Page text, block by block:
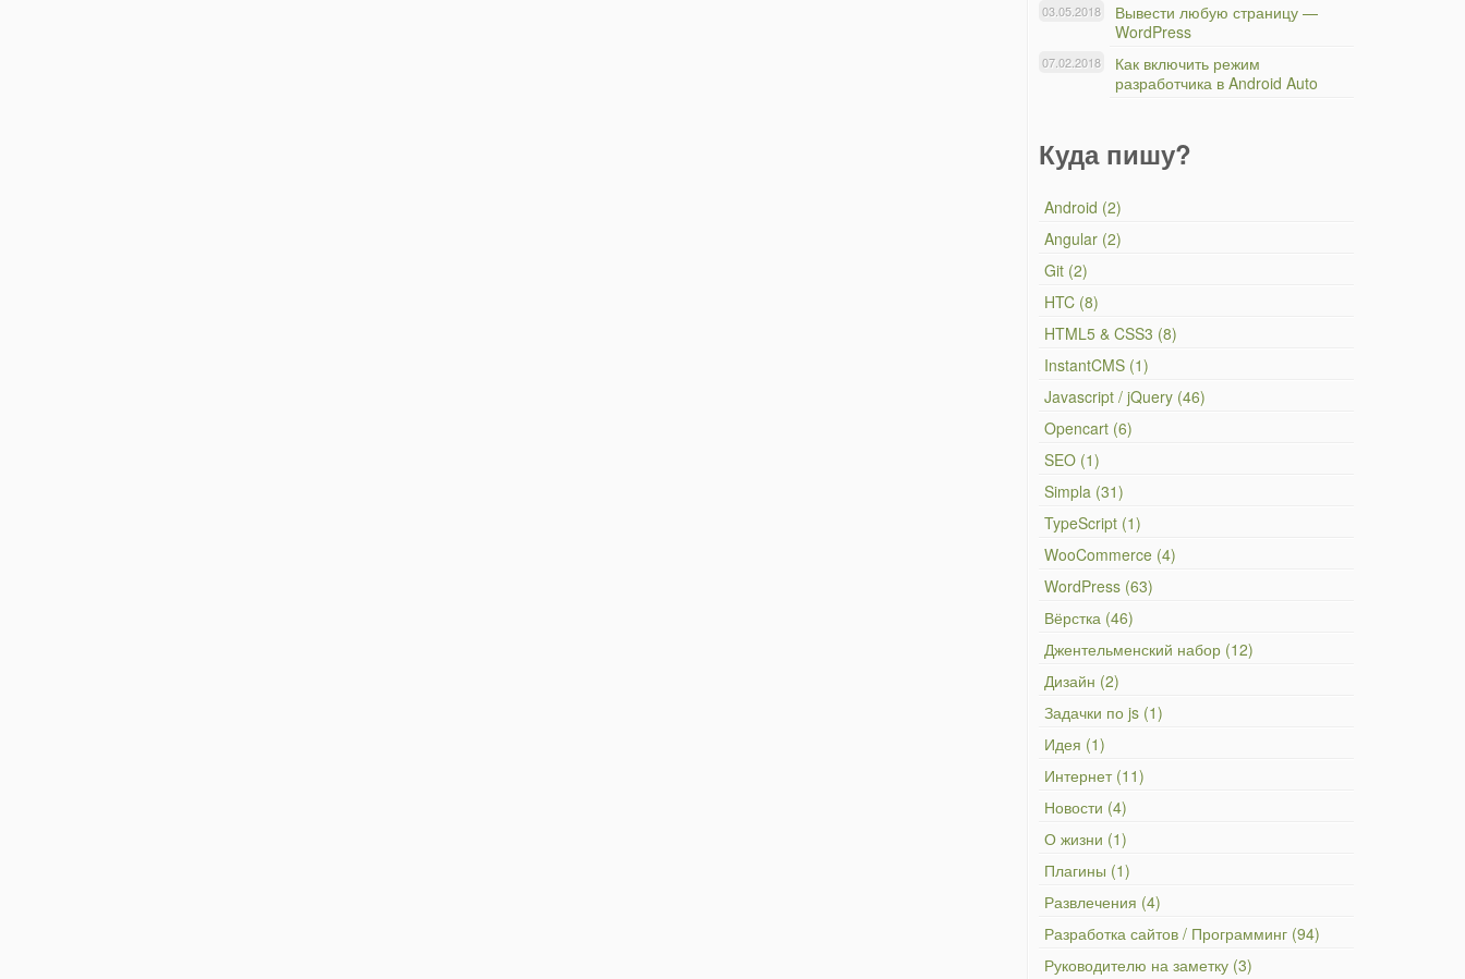
Вывести любую страницу —
WordPress
03.05.2018
Как включить режим
разработчика в Android Auto
07.02.2018
Куда пишу?
Android (2)
Angular (2)
Git (2)
HTC (8)
HTML5 & CSS3 (8)
InstantCMS (1)
Javascript / jQuery (46)
Opencart (6)
SEO (1)
Simpla (31)
TypeScript (1)
WooCommerce (4)
WordPress (63)
Вёрстка (46)
Джентельменский набор (12)
Дизайн (2)
Задачки по js (1)
Идея (1)
Интернет (11)
Новости (4)
О жизни (1)
Плагины (1)
Развлечения (4)
Разработка сайтов / Программинг (94)
Руководителю на заметку (3)